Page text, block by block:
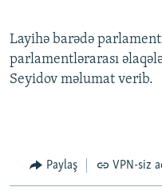
Layihə barədə
parlamentlərarası
Seyidov məlumat verib.
Paylaş VPN-siz